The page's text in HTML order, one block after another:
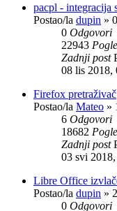
pacpl - integracija
Postao/la dupin »
0 Odgovori
22943
Zadnji post
08 lis 2018,
Firefox pretraživač
Postao/la Mateo »
6 Odgovori
18682
Zadnji post
03 svi
Libre Office
Postao/la dupin »
0 Odgovori